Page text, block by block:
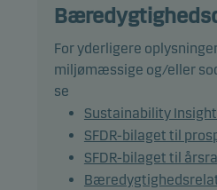
Det forventes, at
afvige signifikant fra
kreditkvalitet, lande og
afdelingen har et smalt
Afdelingens afkast kan
benchmarkets.
Beviser kan normalt
For yderligere
miljømæssige og/eller
se
Sustainability
SFDR-bilaget til
SFDR-bilaget til